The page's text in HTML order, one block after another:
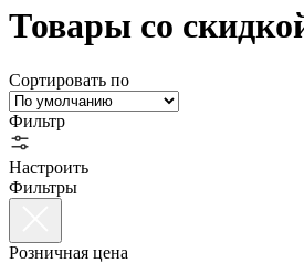
Товары со
Сортировать по
Фильтр
Настроить
Фильтры
Розничная цена